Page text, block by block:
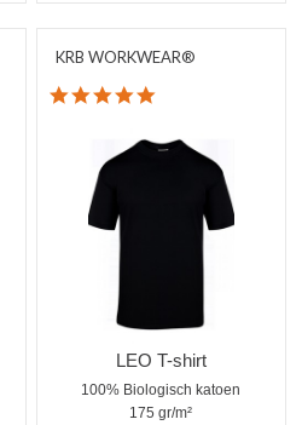
KRB WORKWEAR®
5.0 star rating
LEO T-shirt
100% Biologisch katoen
175 gr/m²